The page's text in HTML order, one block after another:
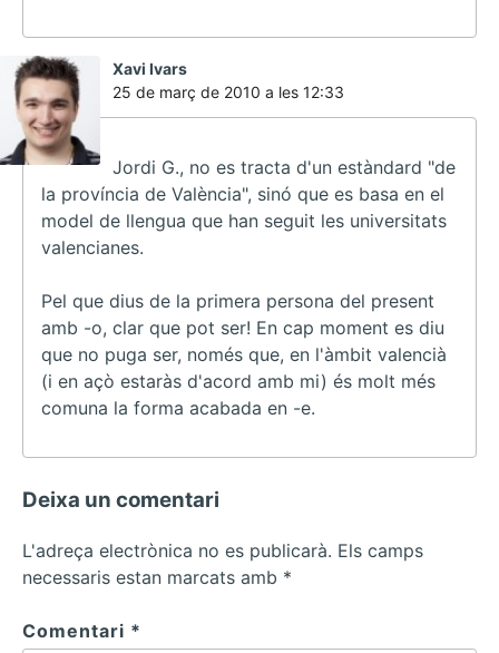
Xavi Ivarsha
dit:
25 de març de 2010 a les 12:33
Jordi G., no es tracta d'un estàndard "de
la província de València", sinó que es basa en el
model de llengua que han seguit les universitats
valencianes.
Pel que dius de la primera persona del present
amb -o, clar que pot ser! En cap moment es diu
que no puga ser, només que, en l'àmbit valencià
(i en açò estaràs d'acord amb mi) és molt més
comuna la forma acabada en -e.
Deixa un comentari
L'adreça electrònica no es publicarà. Els camps
necessaris estan marcats amb *
Comentari *